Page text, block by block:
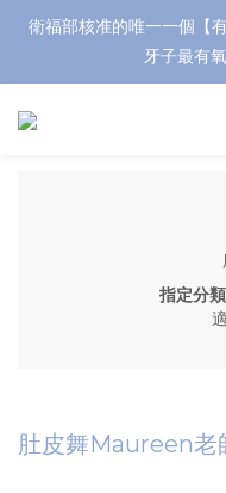
衛福部核准的唯一一個【
牙子最有
指定分
肚皮舞Maureen老